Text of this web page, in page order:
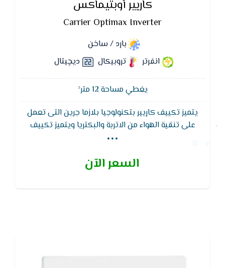
كاريير أوبتيماكس
Carrier Optimax Inverter
بارد / ساخن
انفرتر
تروبيكال ديچيتال
يغطي مساحة 12 متر²
يتميز تكييف كاريير بتكنولوجيا بلازما جرين التى تعمل
على تنقية الهواء من الاتربة والبكتريا ويتميز تكييف
كاريير وظيفة التنظيف الذاتى لجهاز التكييف لتجفيف
والبكتيريا
...
السعر الآن